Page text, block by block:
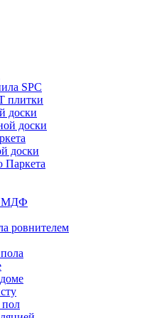
SPC
плитки
доски
доски
доски
Паркета
МДФ
ровнителем